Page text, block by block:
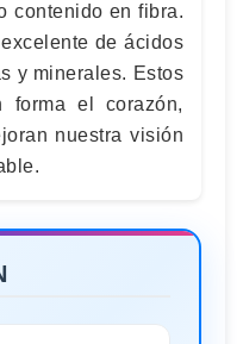
contenido en fibra.
de ácidos
y minerales. Estos
forma el corazón,
nuestra visión